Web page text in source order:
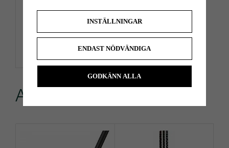
Info Köp
Andra köpte även
INSTÄLLNINGAR
ENDAST NÖDVÄNDIGA
GODKÄNN ALLA